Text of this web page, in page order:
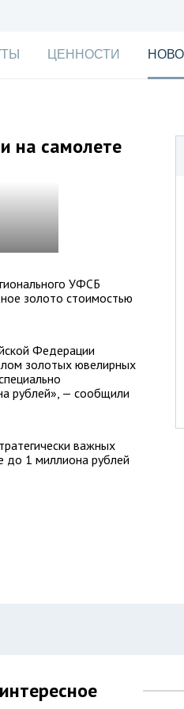
ЦЕННОСТИ
на самолете
УФСБ
золото стоимостью
Федерации
лом золотых ювелирных
рублей», — сообщили
важных
до 1 миллиона рублей